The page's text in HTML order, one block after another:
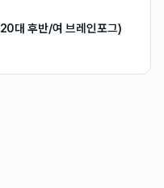
대 후반/여 브레인포그)